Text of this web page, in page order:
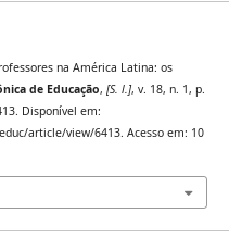
na América Latina: os
de Educação, [S. l.], v. 18, n. 1, p.
Disponível em:
article/view/6413. Acesso em: 10